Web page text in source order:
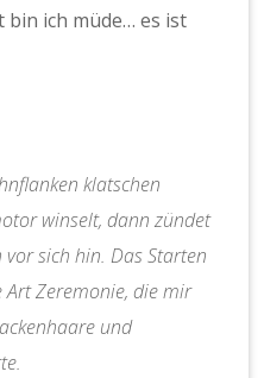
bin ich müde… es ist
klatschen
winselt, dann zündet
sich hin. Das Starten
Art Zeremonie, die mir
und